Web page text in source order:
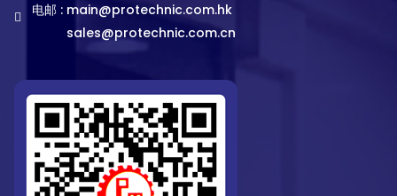
电邮 : main@protechnic.com.hk
sales@protechnic.com.cn